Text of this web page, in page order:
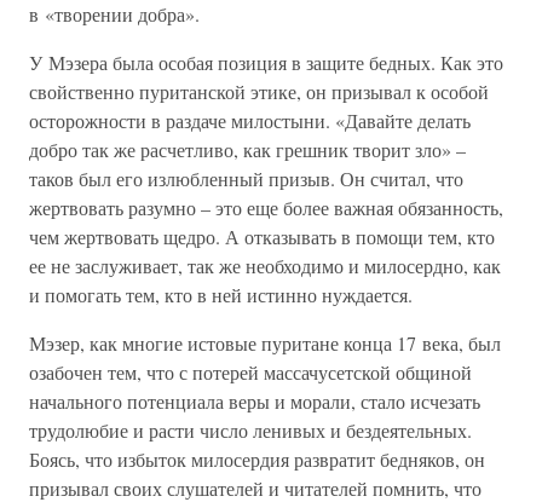
в «творении добра».
У Мэзера была особая позиция в защите бедных. Как это
свойственно пуританской этике, он призывал к особой
осторожности в раздаче милостыни. «Давайте делать
добро так же расчетливо, как грешник творит зло» –
таков был его излюбленный призыв. Он считал, что
жертвовать разумно – это еще более важная обязанность,
чем жертвовать щедро. А отказывать в помощи тем, кто
ее не заслуживает, так же необходимо и милосердно, как
и помогать тем, кто в ней истинно нуждается.
Мэзер, как многие истовые пуритане конца 17 века, был
озабочен тем, что с потерей массачусетской общиной
начального потенциала веры и морали, стало исчезать
трудолюбие и расти число ленивых и бездеятельных.
Боясь, что избыток милосердия развратит бедняков, он
призывал своих слушателей и читателей помнить, что